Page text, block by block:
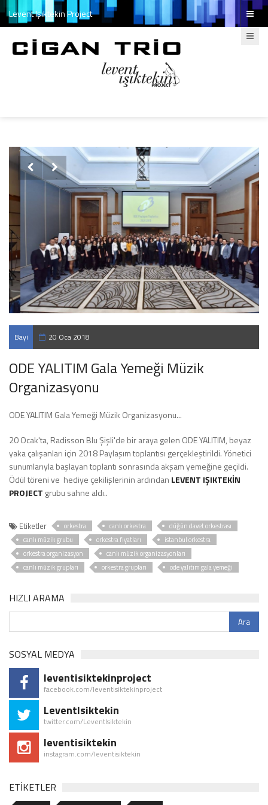
Levent Işıktekin Project
 
Bayi
Toplantısı
20 Oca 2018
ODE YALITIM Gala Yemeği Müzik
Organizasyonu
ODE YALITIM Gala Yemeği Müzik Organizasyonu...
20 Ocak'ta, Radisson Blu Şişli'de bir araya gelen ODE YALITIM, beyaz
yaka çalışanları için 2018 Paylaşım toplantısı gerçekleştirildi. Yönetici
sunumlarıyla başlayan toplantı sonrasında akşam yemeğine geçildi.
Ödül töreni ve hediye çekilişlerinin ardından LEVENT IŞIKTEKİN
PROJECT grubu sahne aldı..
Etiketler orkestra canlı orkestra
düğün davet orkestrası
canlı müzik grubu
orkestra fiyatları
istanbul orkestra
orkestra organizasyon
canlı müzik organizasyonları
canlı müzik grupları
orkestra grupları ode yalıtım gala yemeği
HIZLI ARAMA
SOSYAL MEDYA
leventisiktekinproject
facebook.com/leventisiktekinproject
LeventIsiktekin
twitter.com/LeventIsiktekin
leventisiktekin
instagram.com/leventisiktekin
ETİKETLER